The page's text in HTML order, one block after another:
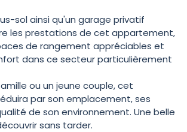
sol ainsi qu'un garage privatif
les prestations de cet appartement,
de rangement appréciables et
dans ce secteur particulièrement
ou un jeune couple, cet
par son emplacement, ses
de son environnement. Une belle
sans tarder.